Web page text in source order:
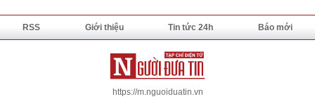
RSS Giới thiệu Tin tức 24h Báo mới
https://m.nguoiduatin.vn